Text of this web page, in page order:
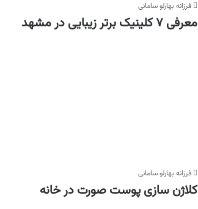
فرزانه بهارلو سامانی
معرفی ۷ کلینیک برتر زیبایی در مشهد
فرزانه بهارلو سامانی
کلاژن‌ سازی پوست صورت در خانه